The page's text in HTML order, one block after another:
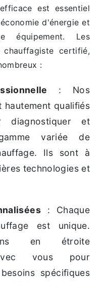
est essentiel
d'énergie et
équipement. Les
certifié,
:
: Nos
hautement qualifiés
et
variée de
Ils sont à
technologies et
: Chaque
est unique.
en étroite
vous pour
spécifiques